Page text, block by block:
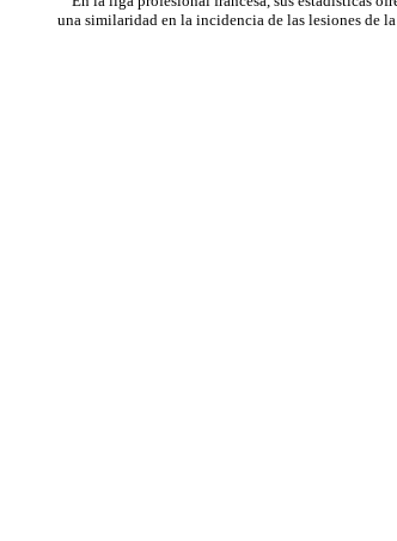
una similaridad en la incidencia de las lesiones de